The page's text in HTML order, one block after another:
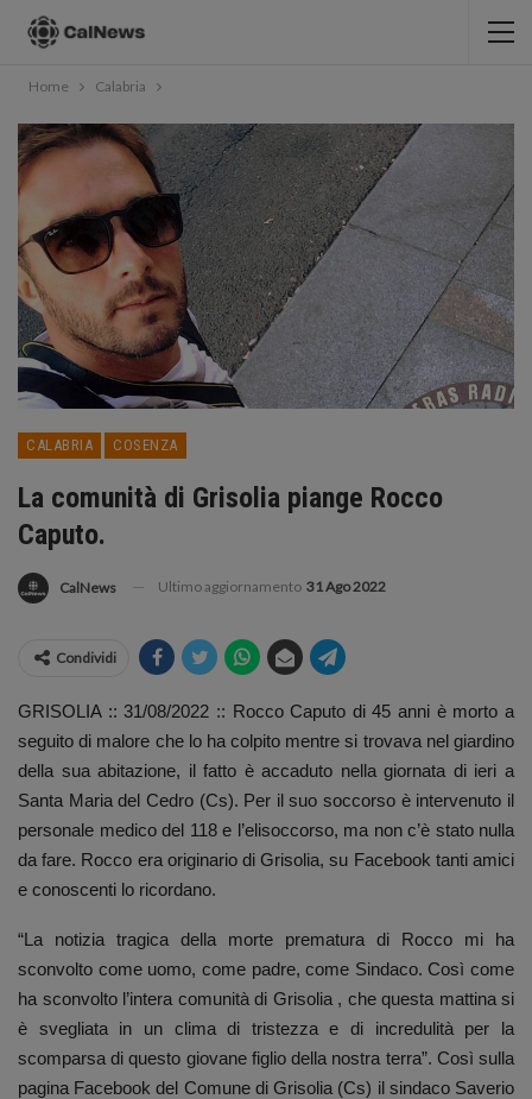
Home Calabria
CALABRIA COSENZA
La comunità di Grisolia piange Rocco
Caputo.
CalNews Ultimo aggiornamento 31 Ago 2022
Condividi
GRISOLIA :: 31/08/2022 :: Rocco Caputo di 45 anni è morto a
seguito di malore che lo ha colpito mentre si trovava nel giardino
della sua abitazione, il fatto è accaduto nella giornata di ieri a
Santa Maria del Cedro (Cs). Per il suo soccorso è intervenuto il
personale medico del 118 e l’elisoccorso, ma non c’è stato nulla
da fare. Rocco era originario di Grisolia, su Facebook tanti amici
e conoscenti lo ricordano.
“La notizia tragica della morte prematura di Rocco mi ha
sconvolto come uomo, come padre, come Sindaco. Così come
ha sconvolto l’intera comunità di Grisolia , che questa mattina si
è svegliata in un clima di tristezza e di incredulità per la
scomparsa di questo giovane figlio della nostra terra”. Così sulla
pagina Facebook del Comune di Grisolia (Cs) il sindaco Saverio